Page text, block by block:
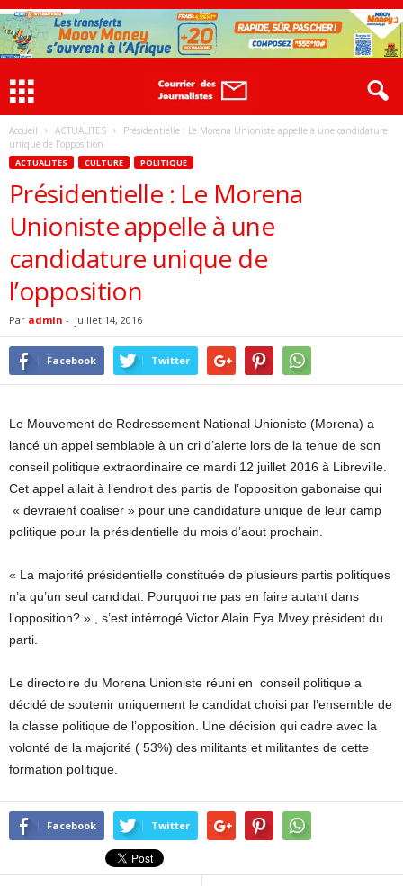
Accueil ACTUALITES
Présidentielle : Le Morena Unioniste appelle à une candidature
unique de l’opposition
ACTUALITES CULTURE POLITIQUE
Présidentielle : Le Morena
Unioniste appelle à une
candidature unique de
l’opposition
Par admin - juillet 14, 2016
Facebook Twitter
Le Mouvement de Redressement National Unioniste (Morena) a
lancé un appel semblable à un cri d’alerte lors de la tenue de son
conseil politique extraordinaire ce mardi 12 juillet 2016 à Libreville.
Cet appel allait à l’endroit des partis de l’opposition gabonaise qui
« devraient coaliser » pour une candidature unique de leur camp
politique pour la présidentielle du mois d’aout prochain.
« La majorité présidentielle constituée de plusieurs partis politiques
n’a qu’un seul candidat. Pourquoi ne pas en faire autant dans
l’opposition? » , s’est intérrogé Victor Alain Eya Mvey président du
parti.
Le directoire du Morena Unioniste réuni en conseil politique a
décidé de soutenir uniquement le candidat choisi par l’ensemble de
la classe politique de l’opposition. Une décision qui cadre avec la
volonté de la majorité ( 53%) des militants et militantes de cette
formation politique.
Facebook Twitter